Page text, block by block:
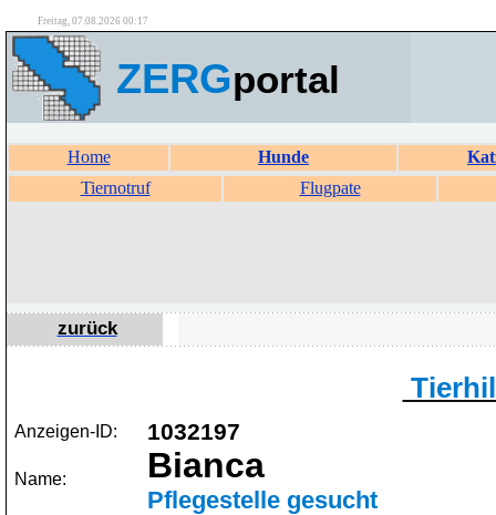
Freitag, 07.08.2026 00:17
ZERGportal
Home Hunde
Tiernotruf
Flugpate
zurück
Anzeigen-ID: 1032197
Name: Bianca
Pflegestelle gesucht